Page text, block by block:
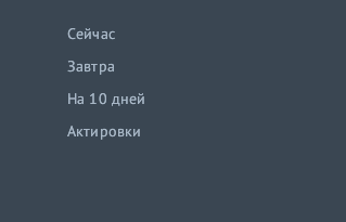
Сейчас
Завтра
На 10 дней
Актировки